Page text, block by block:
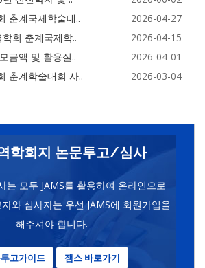
춘계국제학술대..
2026-04-27
회 춘계국제학..
2026-04-15
금액 및 활용실..
2026-04-01
춘계학술대회 사..
2026-03-04
학회지 논문투고/심사
는 모두 JAMS를 활용하여 온라인으로
와 심사자는 우선 JAMS에 회원가입을
해주셔야 합니다.
고가이드 잼스 바로가기